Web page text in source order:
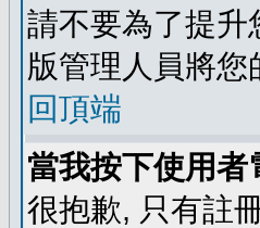
請不要為了提升
版管理人員將
回頂端
當我按下使用
很抱歉, 只有註